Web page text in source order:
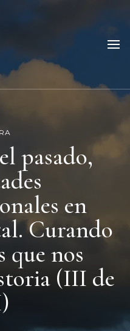
pasado,
en
Curando
que nos
(III de